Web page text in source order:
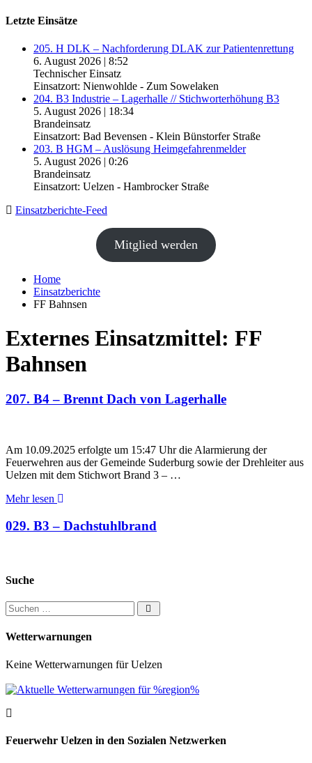
Letzte Einsätze
205. H DLK – Nachforderung DLAK zur Patientenrettung
6. August 2026 | 8:52
Technischer Einsatz
Einsatzort: Nienwohlde - Zum Sowelaken
204. B3 Industrie – Lagerhalle // Stichworterhöhung B3
5. August 2026 | 18:34
Brandeinsatz
Einsatzort: Bad Bevensen - Klein Bünstorfer Straße
203. B HGM – Auslösung Heimgefahrenmelder
5. August 2026 | 0:26
Brandeinsatz
Einsatzort: Uelzen - Hambrocker Straße
Einsatzberichte-Feed
Mitglied werden
Home
Einsatzberichte
FF Bahnsen
Externes Einsatzmittel: FF
Bahnsen
207. B4 – Brennt Dach von Lagerhalle
Am 10.09.2025 erfolgte um 15:47 Uhr die Alarmierung der
Feuerwehren aus der Gemeinde Suderburg sowie der Drehleiter aus
Uelzen mit dem Stichwort Brand 3 – …
Mehr lesen
029. B3 – Dachstuhlbrand
Suche
Suchen nach:
Wetterwarnungen
Keine Wetterwarnungen für Uelzen
Feuerwehr Uelzen in den Sozialen Netzwerken